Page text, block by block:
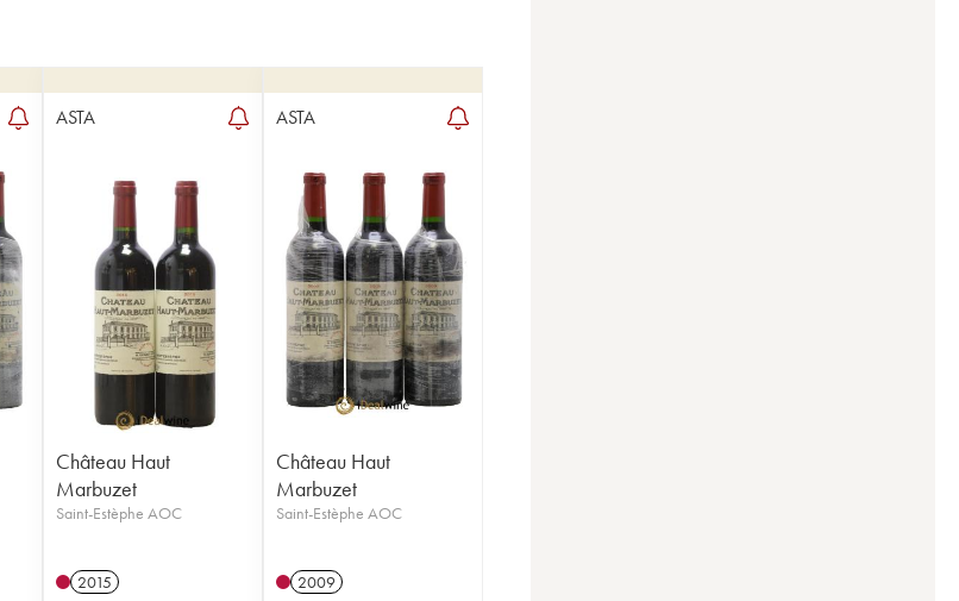
ASTA
Château Haut
Marbuzet
Saint-Estèphe AOC
2015
ASTA
Château Haut
Marbuzet
Saint-Estèphe AOC
2009